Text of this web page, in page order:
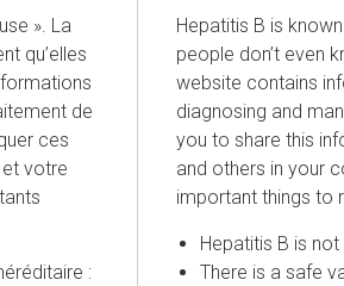
». La
qu’elles
de
ces
votre
:
Hepatitis B is
people don’t even
website contains
diagnosing and
you to share this
and others in your
important things to
Hepatitis B is
There is a safe